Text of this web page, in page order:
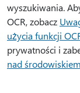
wyszukiwania.
OCR, zobacz
użycia funkcji
prywatności i
nad